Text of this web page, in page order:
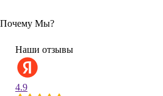
Почему Мы?
Наши отзывы
4.9